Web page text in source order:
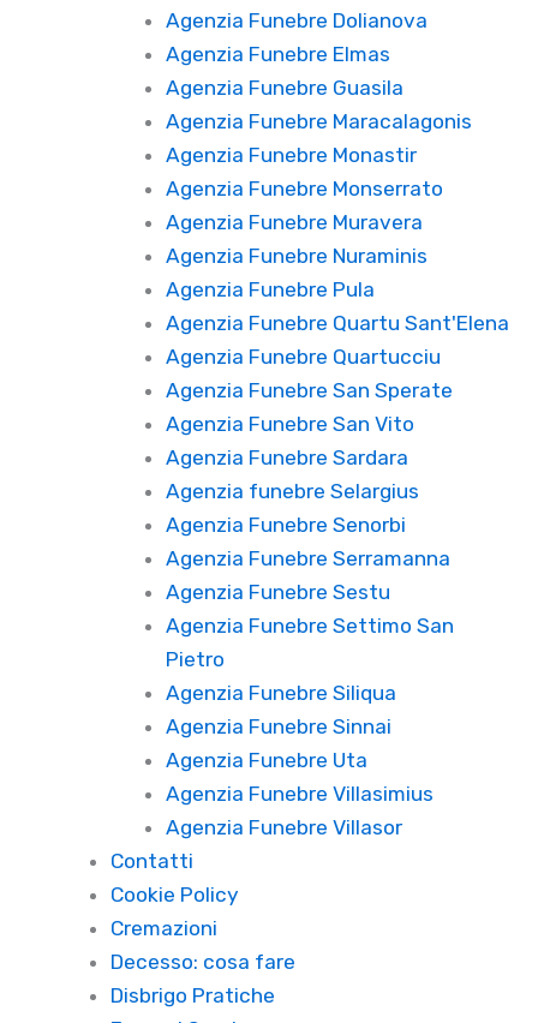
Agenzia Funebre Dolianova
Agenzia Funebre Elmas
Agenzia Funebre Guasila
Agenzia Funebre Maracalagonis
Agenzia Funebre Monastir
Agenzia Funebre Monserrato
Agenzia Funebre Muravera
Agenzia Funebre Nuraminis
Agenzia Funebre Pula
Agenzia Funebre Quartu Sant'Elena
Agenzia Funebre Quartucciu
Agenzia Funebre San Sperate
Agenzia Funebre San Vito
Agenzia Funebre Sardara
Agenzia funebre Selargius
Agenzia Funebre Senorbi
Agenzia Funebre Serramanna
Agenzia Funebre Sestu
Agenzia Funebre Settimo San
Pietro
Agenzia Funebre Siliqua
Agenzia Funebre Sinnai
Agenzia Funebre Uta
Agenzia Funebre Villasimius
Agenzia Funebre Villasor
Contatti
Cookie Policy
Cremazioni
Decesso: cosa fare
Disbrigo Pratiche